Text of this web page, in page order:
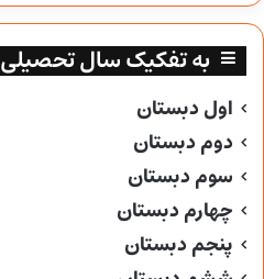
به تفکیک سال تحصیلی
اول دبستان
دوم دبستان
سوم دبستان
چهارم دبستان
پنجم دبستان